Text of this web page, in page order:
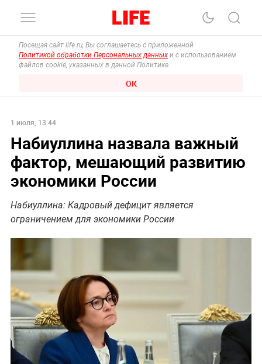
Посещая сайт life.ru, Вы соглашаетесь с приложенной
Политикой обработки Персональных данных и с использованием
файлов cookie, указанных в данной Политике.
ОК
1 июля, 13:44
Набиуллина назвала важный
фактор, мешающий развитию
экономики России
Набиуллина: Кадровый дефицит является
ограничением для экономики России